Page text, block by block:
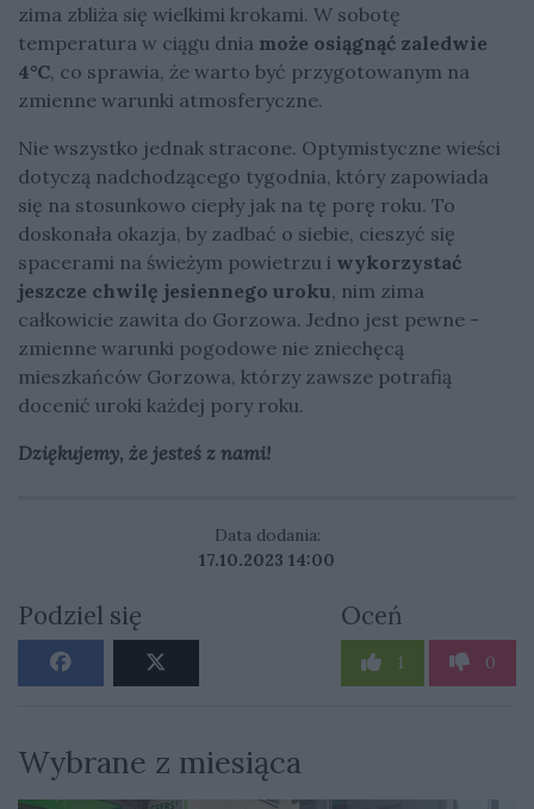
zima zbliża się wielkimi krokami. W sobotę
temperatura w ciągu dnia może osiągnąć zaledwie
4°C, co sprawia, że warto być przygotowanym na
zmienne warunki atmosferyczne.
Nie wszystko jednak stracone. Optymistyczne wieści
dotyczą nadchodzącego tygodnia, który zapowiada
się na stosunkowo ciepły jak na tę porę roku. To
doskonała okazja, by zadbać o siebie, cieszyć się
spacerami na świeżym powietrzu i wykorzystać
jeszcze chwilę jesiennego uroku, nim zima
całkowicie zawita do Gorzowa. Jedno jest pewne -
zmienne warunki pogodowe nie zniechęcą
mieszkańców Gorzowa, którzy zawsze potrafią
docenić uroki każdej pory roku.
Dziękujemy, że jesteś z nami!
Data dodania:
17.10.2023 14:00
Podziel się Oceń
1 0
Wybrane z miesiąca